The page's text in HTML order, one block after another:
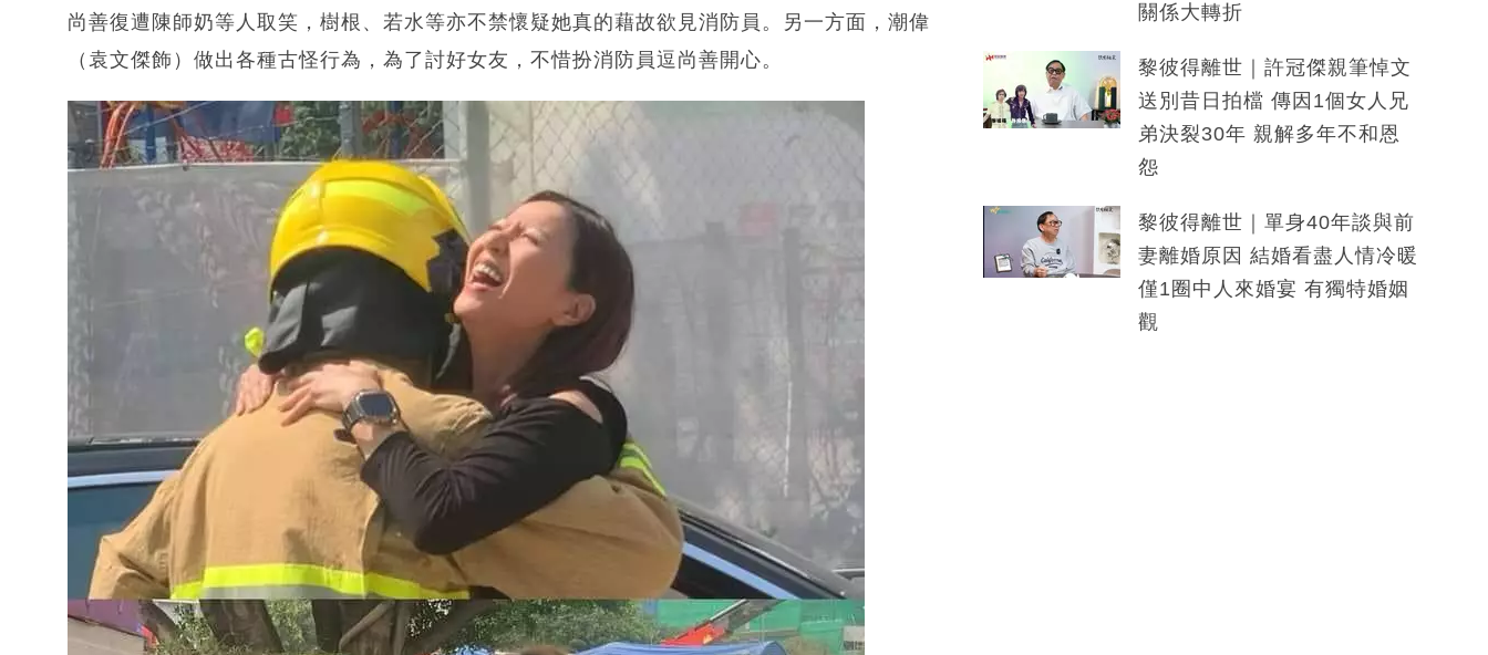
尚善復遭陳師奶等人取笑，樹根、若水等亦不禁懷疑她真的藉故欲見消防員。另一方面，潮偉
（袁文傑飾）做出各種古怪行為，為了討好女友，不惜扮消防員逗尚善開心。
關係大轉折
黎彼得離世｜許冠傑親筆悼文
送別昔日拍檔 傳因1個女人兄
弟決裂30年 親解多年不和恩
怨
黎彼得離世｜單身40年談與前
妻離婚原因 結婚看盡人情冷暖
僅1圈中人來婚宴 有獨特婚姻
觀